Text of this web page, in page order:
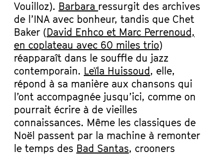
Vouilloz). Barbara ressurgit des archives
de l’INA avec bonheur, tandis que Chet
Baker (David Enhco et Marc Perrenoud,
en coplateau avec 60 miles trio)
réapparaît dans le souffle du jazz
contemporain. Leïla Huissoud, elle,
répond à sa manière aux chansons qui
l’ont accompagnée jusqu’ici, comme on
pourrait écrire à de vieilles
connaissances. Même les classiques de
Noël passent par la machine à remonter
le temps des Bad Santas, crooners